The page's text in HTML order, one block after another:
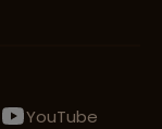
YouTube